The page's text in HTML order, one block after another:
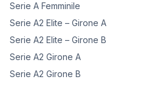
Serie A Femminile
Serie A2 Elite – Girone A
Serie A2 Elite – Girone B
Serie A2 Girone A
Serie A2 Girone B